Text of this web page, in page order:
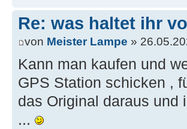
Re: was haltet ihr
von Meister Lampe »
Kann man kaufen und
GPS Station schicken ,
das Original daraus und
...